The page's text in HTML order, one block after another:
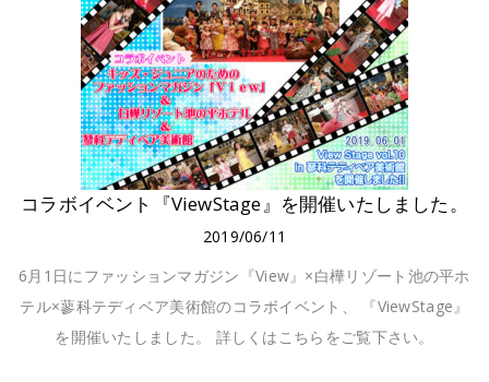
コラボイベント『ViewStage』を開催いたしました。
2019/06/11
6月1日にファッションマガジン『View』×白樺リゾート池の平ホ
テル×蓼科テディベア美術館のコラボイベント、 『ViewStage』
を開催いたしました。 詳しくはこちらをご覧下さい。